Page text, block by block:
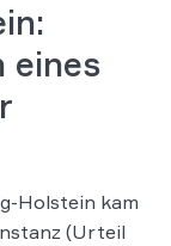
eines
Holstein kam
(Urteil